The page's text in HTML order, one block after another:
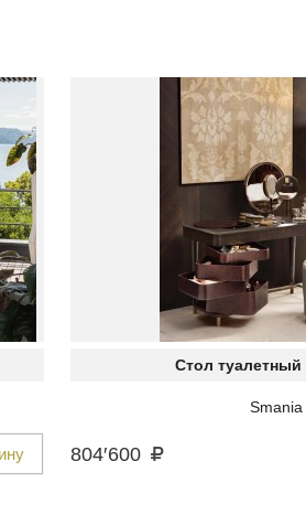
Стол туалетный
Smania
804′600